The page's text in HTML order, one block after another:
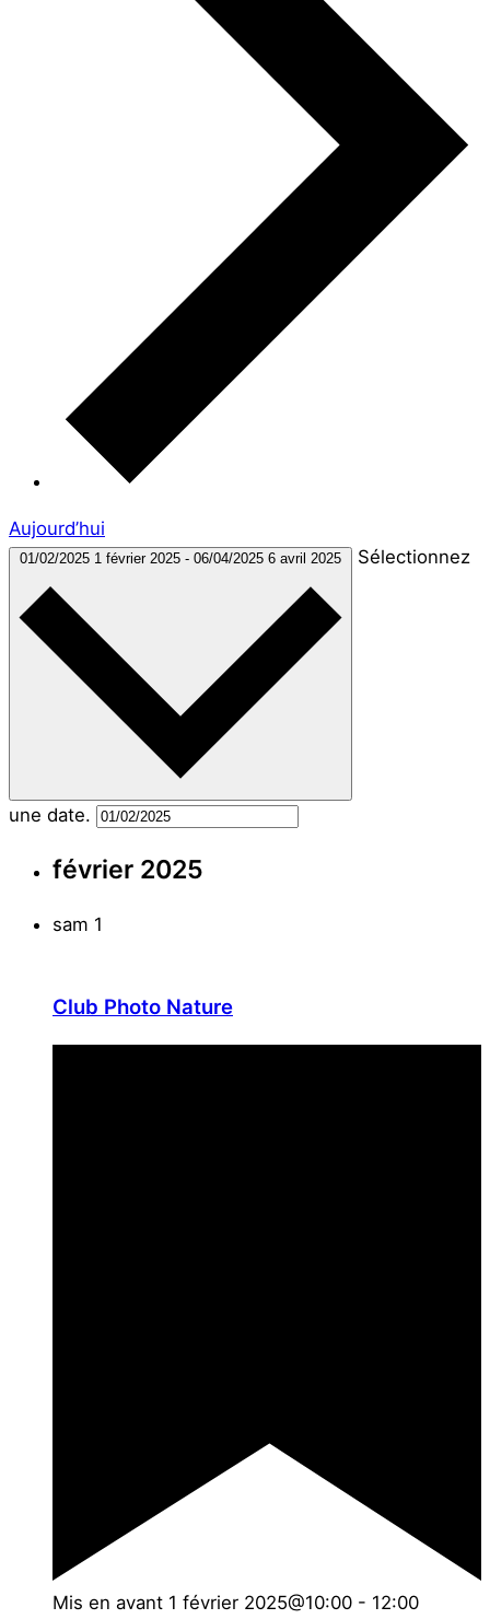
Aujourd’hui
01/02/2025 1 février 2025 - 06/04/2025 6 avril 2025 Sélectionnez
une date.
février 2025
sam 1
Club Photo Nature
Mis en avant 1 février 2025@10:00 - 12:00